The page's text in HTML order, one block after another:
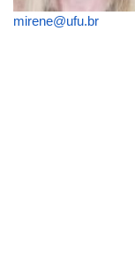
mirene@ufu.br